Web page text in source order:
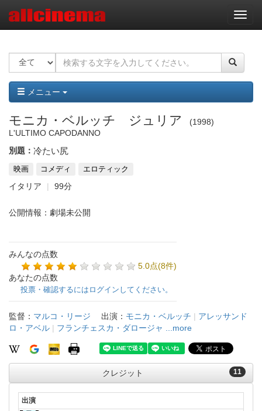
ナ
ビ
ー
ョ
ン
メニュー
モニカ・ベルッチ ジュリア
1998
L'ULTIMO CAPODANNO
別題： 冷たい尻
映画 コメディ エロティック
イタリア 99分
公開情報：劇場未公開
みんなの点数
5.0点(8件)
あなたの点数
投票・確認するにはログインしてください。
監督： マルコ・リージ 出演： モニカ・ベルッチ | アレッサンド
ロ・アベル | フランチェスカ・ダロージャ ...more
11
クレジット
出演